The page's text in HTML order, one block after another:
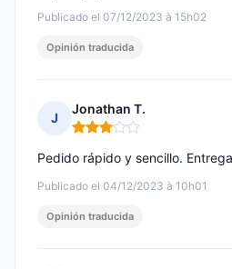
Publicado el 07/12/2023 à 15h02
Opinión traducida
J
Jonathan T.
Nota: 3 de 5
Publicado el 04/12/2023 à 10h01
Pedido rápido y sencillo.
Opinión traducida